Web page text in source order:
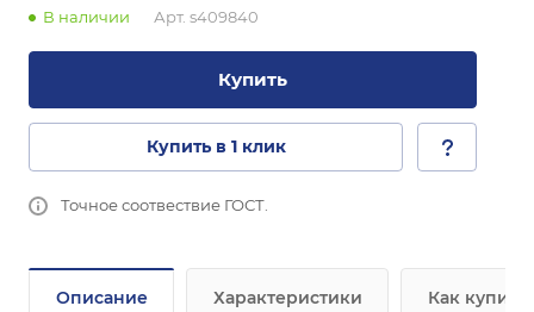
В наличии Арт. s409840
Купить
Купить в 1 клик
Точное соотвествие ГОСТ.
Описание Характеристики Как купить